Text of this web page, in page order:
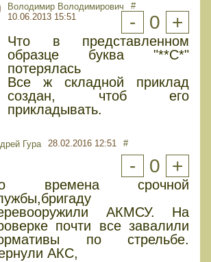
Володимир Володимирович
10.06.2013 15:51
#
- 0 +
Что в представленном
образце буква "**С*"
потерялась
Все ж складной приклад
создан, чтоб его
прикладывать.
Гура 28.02.2016 12:51 #
- 0 +
времена срочной
АКМСУ. На
почти все завалили
по стрельбе.
АКС,